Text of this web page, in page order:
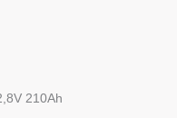
210Ah